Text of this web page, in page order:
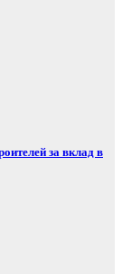
за вклад в